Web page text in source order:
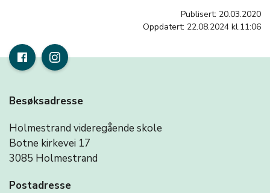
Publisert: 20.03.2020
Oppdatert: 22.08.2024 kl.11:06
Besøksadresse
Holmestrand videregående skole
Botne kirkevei 17
3085 Holmestrand
Postadresse